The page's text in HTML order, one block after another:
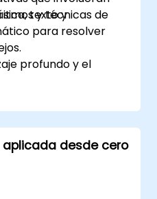
texto y
y técnicas de
para resolver
profundo y el
datos de
y financieros.
el potencial de los
paquetes como
desde cero